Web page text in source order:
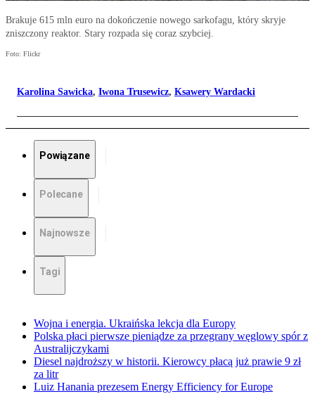
Brakuje 615 mln euro na dokończenie nowego sarkofagu, który skryje
zniszczony reaktor. Stary rozpada się coraz szybciej.
Foto: Flickr
Karolina Sawicka, Iwona Trusewicz, Ksawery Wardacki
Powiązane
Polecane
Najnowsze
Tagi
Wojna i energia. Ukraińska lekcja dla Europy
Polska płaci pierwsze pieniądze za przegrany węglowy spór z
Australijczykami
Diesel najdroższy w historii. Kierowcy płacą już prawie 9 zł
za litr
Luiz Hanania prezesem Energy Efficiency for Europe